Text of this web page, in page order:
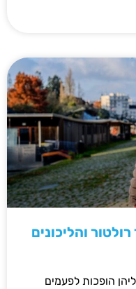
והליכונים
הופכות לפעמים